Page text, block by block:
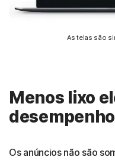
As telas são
Menos lixo
Os anúncios não são